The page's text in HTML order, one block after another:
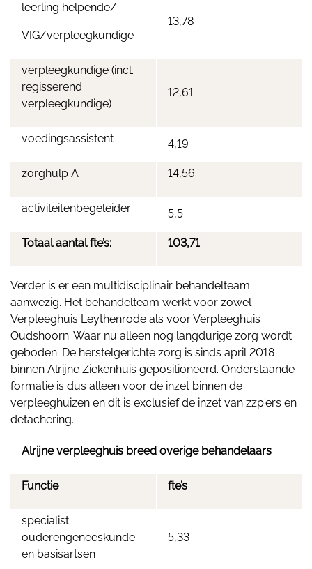
leerling helpende/
VIG/verpleegkundige
13,78
verpleegkundige (incl.
regisserend
verpleegkundige)
12,61
voedingsassistent 4,19
zorghulp A 14,56
activiteitenbegeleider 5,5
Totaal aantal fte’s: 103,71
Verder is er een multidisciplinair behandelteam
aanwezig. Het behandelteam werkt voor zowel
Verpleeghuis Leythenrode als voor Verpleeghuis
Oudshoorn. Waar nu alleen nog langdurige zorg wordt
geboden. De herstelgerichte zorg is sinds april 2018
binnen Alrijne Ziekenhuis gepositioneerd. Onderstaande
formatie is dus alleen voor de inzet binnen de
verpleeghuizen en dit is exclusief de inzet van zzp'ers en
detachering.
Alrijne verpleeghuis breed overige behandelaars
Functie fte’s
specialist
ouderengeneeskunde
en basisartsen
5,33